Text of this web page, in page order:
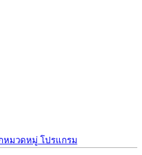
หมวดหมู่ โปรแกรม